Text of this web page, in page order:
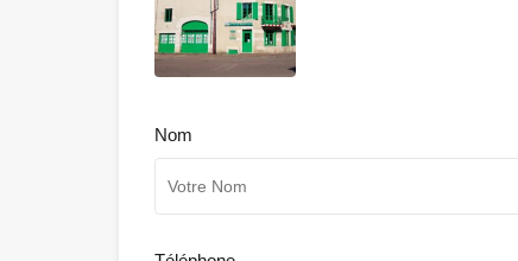
Nom